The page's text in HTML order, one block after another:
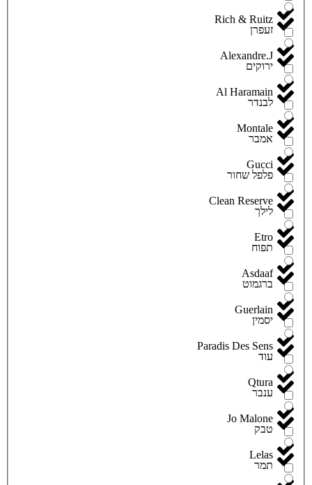
Rich & Ruitz
Alexandre.J
Al Haramain
Montale
Gucci
Clean Reserve
Etro
Asdaaf
Guerlain
Paradis Des Sens
Qtura
Jo Malone
Lelas
זעפרן
ירוקים
לבנדר
אמבר
פלפל שחור
לילך
תפוח
ברגמוט
יסמין
עוד
ענבר
טבק
תמר